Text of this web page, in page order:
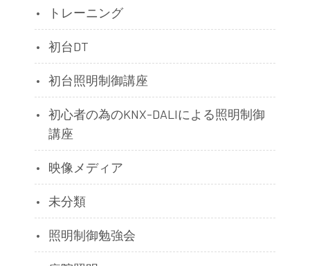
トレーニング
初台DT
初台照明制御講座
初心者の為のKNX-DALIによる照明制御
講座
映像メディア
未分類
照明制御勉強会